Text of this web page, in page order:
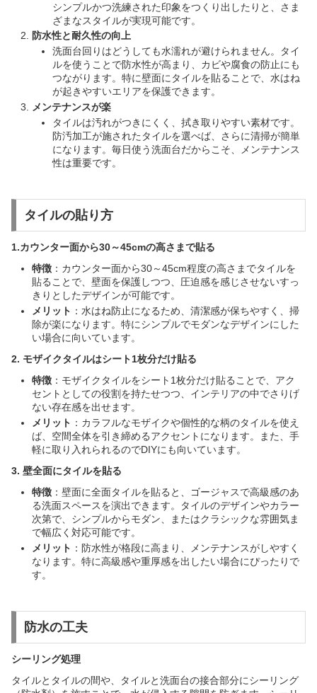
シンプルかつ洗練された印象をつくり出したりと、さま
ざまなスタイルが実現可能です。
防水性と耐久性の向上
洗面台回りはどうしても水濡れが避けられません。タイ
ルを使うことで防水性が高まり、カビや腐食の防止にも
つながります。特に壁面にタイルを貼ることで、水はね
が起きやすいエリアを保護できます。
メンテナンスが楽
タイルは汚れがつきにくく、拭き取りやすい素材です。
防汚加工が施されたタイルを選べば、さらに清掃が簡単
になります。毎日使う洗面台だからこそ、メンテナンス
性は重要です。
タイルの貼り方
1.カウンター面から30～45cmの高さまで貼る
特徴：カウンター面から30～45cm程度の高さまでタイルを
貼ることで、壁面を保護しつつ、圧迫感を感じさせないすっ
きりとしたデザインが可能です。
メリット ：水はね防止になるため、清潔感が保ちやすく、掃
除が楽になります。特にシンプルでモダンなデザインにした
い場合に向いています。
2. モザイクタイルはシート1枚分だけ貼る
特徴：モザイクタイルをシート1枚分だけ貼ることで、アク
セントとしての役割を持たせつつ、インテリアの中でさりげ
ない存在感を出せます。
メリット ：カラフルなモザイクや個性的な柄のタイルを使え
ば、空間全体を引き締めるアクセントになります。また、手
軽に取り入れられるのでDIYにも向いています。
3. 壁全面にタイルを貼る
特徴：壁面に全面タイルを貼ると、ゴージャスで高級感のあ
る洗面スペースを演出できます。タイルのデザインやカラー
次第で、シンプルからモダン、またはクラシックな雰囲気ま
で幅広く対応可能です。
メリット ：防水性が格段に高まり、メンテナンスがしやすく
なります。特に高級感や重厚感を出したい場合にぴったりで
す。
防水の工夫
シーリング処理
タイルとタイルの間や、タイルと洗面台の接合部分にシーリング